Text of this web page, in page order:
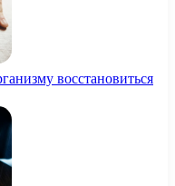
восстановиться